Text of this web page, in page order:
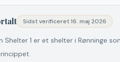
Sidst verificeret16. maj 2026
Shelter 1 er et shelter i Rønninge